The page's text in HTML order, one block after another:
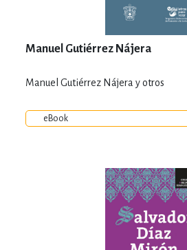
Manuel Gutiérrez Nájera
Manuel Gutiérrez Nájera y otros
eBook